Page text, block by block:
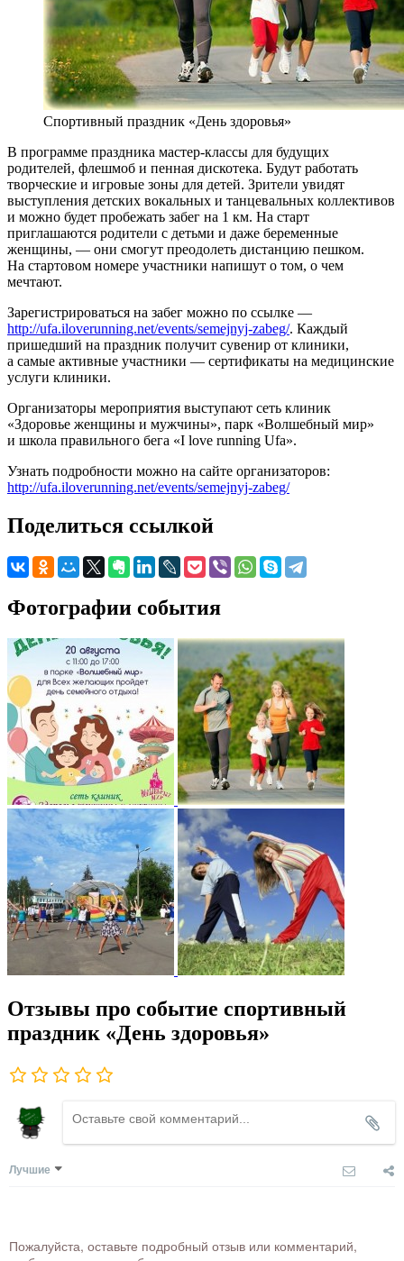
Спортивный праздник «День здоровья»
В программе праздника мастер-классы для будущих
родителей, флешмоб и пенная дискотека. Будут работать
творческие и игровые зоны для детей. Зрители увидят
выступления детских вокальных и танцевальных коллективов
и можно будет пробежать забег на 1 км. На старт
приглашаются родители с детьми и даже беременные
женщины, — они смогут преодолеть дистанцию пешком.
На стартовом номере участники напишут о том, о чем
мечтают.
Зарегистрироваться на забег можно по ссылке —
http://ufa.iloverunning.net/events/semejnyj-zabeg/. Каждый
пришедший на праздник получит сувенир от клиники,
а самые активные участники — сертификаты на медицинские
услуги клиники.
Организаторы мероприятия выступают сеть клиник
«Здоровье женщины и мужчины», парк «Волшебный мир»
и школа правильного бега «I love running Ufa».
Узнать подробности можно на сайте организаторов:
http://ufa.iloverunning.net/events/semejnyj-zabeg/
Поделиться ссылкой
Фотографии события
Отзывы про событие спортивный
праздник «День здоровья»
Лучшие
Пожалуйста, оставьте подробный отзыв или комментарий,